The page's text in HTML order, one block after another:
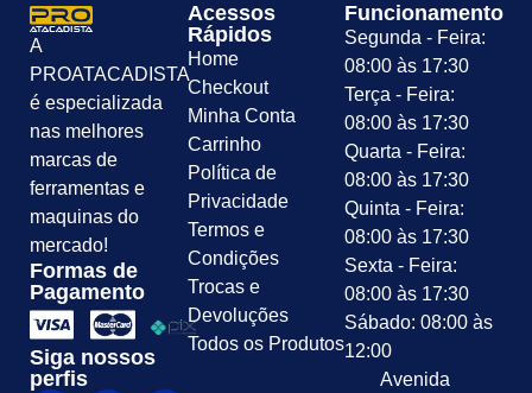
A
PROATACADISTA
é especializada
nas melhores
marcas de
ferramentas e
maquinas do
mercado!
Formas de
Pagamento
Siga nossos
perfis
Acessos
Rápidos
Home
Checkout
Minha Conta
Carrinho
Política de
Privacidade
Termos e
Condições
Trocas e
Devoluções
Todos os Produtos
Funcionamento
Segunda - Feira:
08:00 às 17:30
Terça - Feira:
08:00 às 17:30
Quarta - Feira:
08:00 às 17:30
Quinta - Feira:
08:00 às 17:30
Sexta - Feira:
08:00 às 17:30
Sábado: 08:00 às
12:00
Avenida